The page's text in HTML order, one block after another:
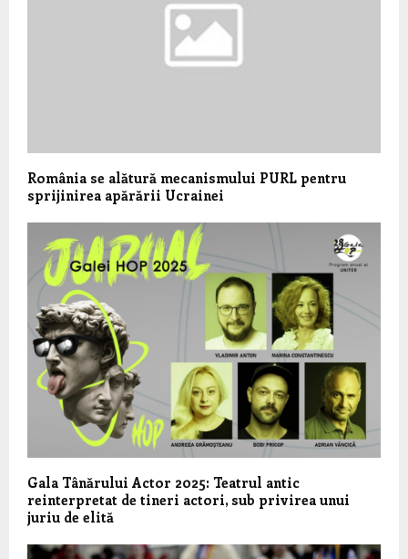
România se alătură mecanismului PURL pentru
sprijinirea apărării Ucrainei
Gala Tânărului Actor 2025: Teatrul antic
reinterpretat de tineri actori, sub privirea unui
juriu de elită